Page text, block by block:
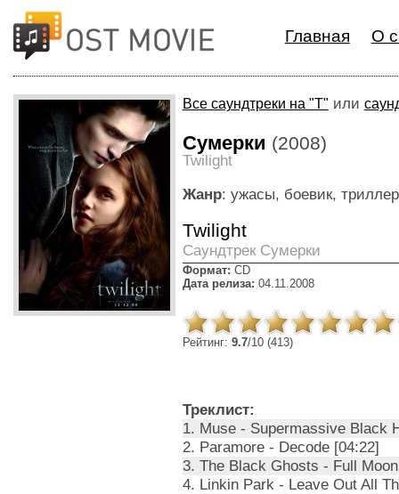
Главная О
Все саундтреки на "T" или
Сумерки (2008)
Twilight
Жанр: ужасы, боевик,
Twilight
Cаундтрек Сумерки
Формат: CD
Дата релиза: 04.11.2008
Рейтинг: 9.7/10 (413)
Треклист:
1. Muse - Supermassive Black
2. Paramore - Decode [04:22]
3. The Black Ghosts - Full
4. Linkin Park - Leave Out All